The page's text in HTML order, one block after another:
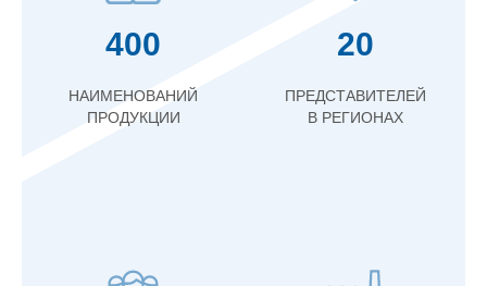
400
НАИМЕНОВАНИЙ
ПРОДУКЦИИ
20
ПРЕДСТАВИТЕЛЕЙ
В РЕГИОНАХ